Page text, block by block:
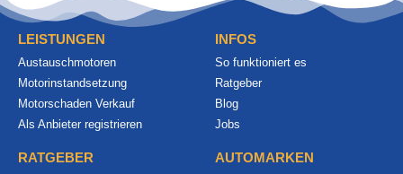
LEISTUNGEN
Austauschmotoren
Motorinstandsetzung
Motorschaden Verkauf
Als Anbieter registrieren
INFOS
So funktioniert es
Ratgeber
Blog
Jobs
RATGEBER AUTOMARKEN